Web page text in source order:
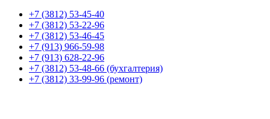
+7 (3812) 53-45-40
+7 (3812) 53-22-96
+7 (3812) 53-46-45
+7 (913) 966-59-98
+7 (913) 628-22-96
+7 (3812) 53-48-66 (бухгалтерия)
+7 (3812) 33-99-96 (ремонт)